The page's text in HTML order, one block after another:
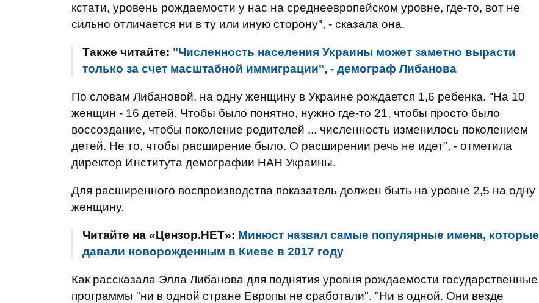
кстати, уровень рождаемости у нас на среднеевропейском уровне, где-то, вот не
сильно отличается ни в ту или иную сторону", - сказала она.
Также читайте: "Численность населения Украины может заметно вырасти
только за счет масштабной иммиграции", - демограф Либанова
По словам Либановой, на одну женщину в Украине рождается 1,6 ребенка. "На 10
женщин - 16 детей. Чтобы было понятно, нужно где-то 21, чтобы просто было
воссоздание, чтобы поколение родителей ... численность изменилось поколением
детей. Не то, чтобы расширение было. О расширении речь не идет", - отметила
директор Института демографии НАН Украины.
Для расширенного воспроизводства показатель должен быть на уровне 2,5 на одну
женщину.
Читайте на «Цензор.НЕТ»: Минюст назвал самые популярные имена, которые
давали новорожденным в Киеве в 2017 году
Как рассказала Элла Либанова для поднятия уровня рождаемости государственные
программы "ни в одной стране Европы не сработали". "Ни в одной. Они везде